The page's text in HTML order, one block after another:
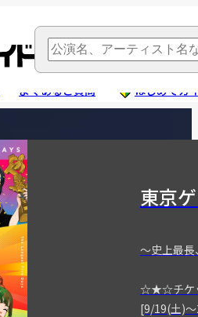
よくあるご質問 はじめてガ
東京
～史上最長
☆★☆チケ
[9/19(土)